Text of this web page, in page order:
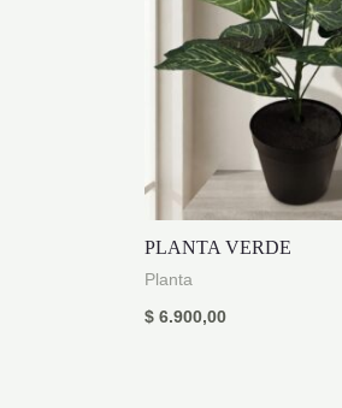
PLANTA VERDE
Planta
$ 6.900,00